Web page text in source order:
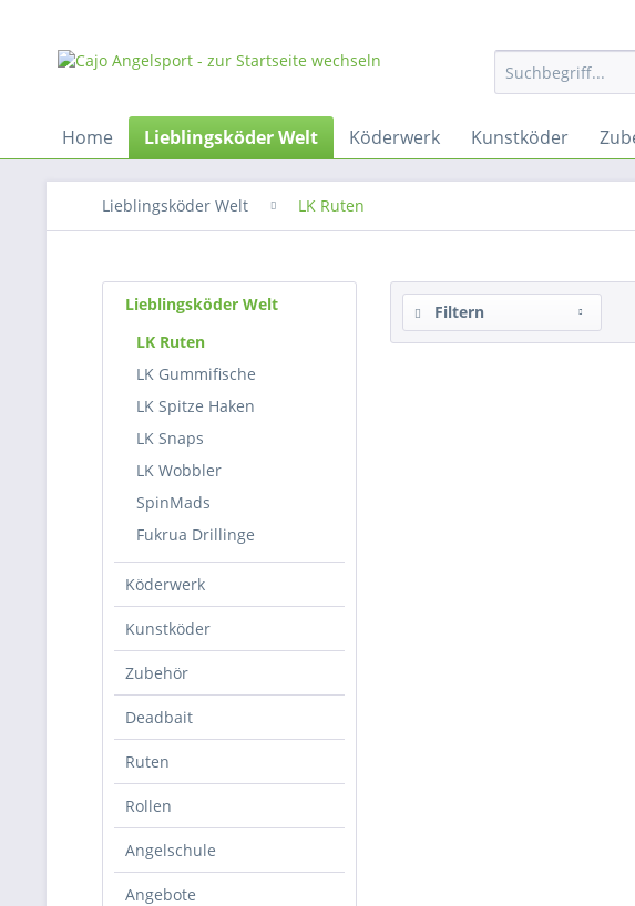
Home Lieblingsköder Welt Köderwerk Kunstköder
Lieblingsköder Welt LK Ruten
Lieblingsköder Welt
LK Ruten
LK Gummifische
LK Spitze Haken
LK Snaps
LK Wobbler
SpinMads
Fukrua Drillinge
Köderwerk
Kunstköder
Zubehör
Deadbait
Ruten
Rollen
Angelschule
Angebote
Filtern